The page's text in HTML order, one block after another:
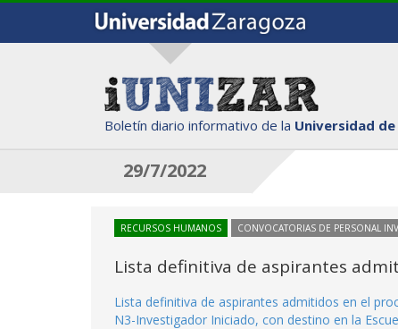
Boletín diario informativo de la Universidad
29/7/2022
RECURSOS HUMANOS CONVOCATORIAS DE PERSONAL
Lista definitiva de aspirantes
Lista definitiva de aspirantes admitidos en el
N3-Investigador Iniciado, con destino en la